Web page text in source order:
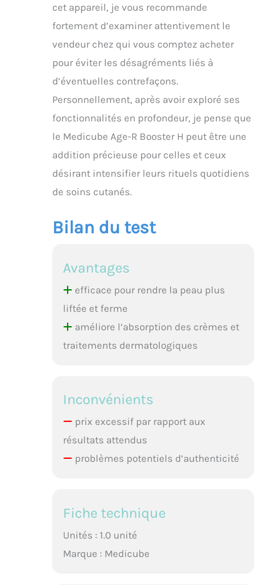
cet appareil, je vous recommande
fortement d’examiner attentivement le
vendeur chez qui vous comptez acheter
pour éviter les désagréments liés à
d’éventuelles contrefaçons.
Personnellement, après avoir exploré ses
fonctionnalités en profondeur, je pense que
le Medicube Age-R Booster H peut être une
addition précieuse pour celles et ceux
désirant intensifier leurs rituels quotidiens
de soins cutanés.
Bilan du test
Avantages
efficace pour rendre la peau plus
liftée et ferme
améliore l’absorption des crèmes et
traitements dermatologiques
Inconvénients
prix excessif par rapport aux
résultats attendus
problèmes potentiels d’authenticité
Fiche technique
Unités : 1.0 unité
Marque : Medicube